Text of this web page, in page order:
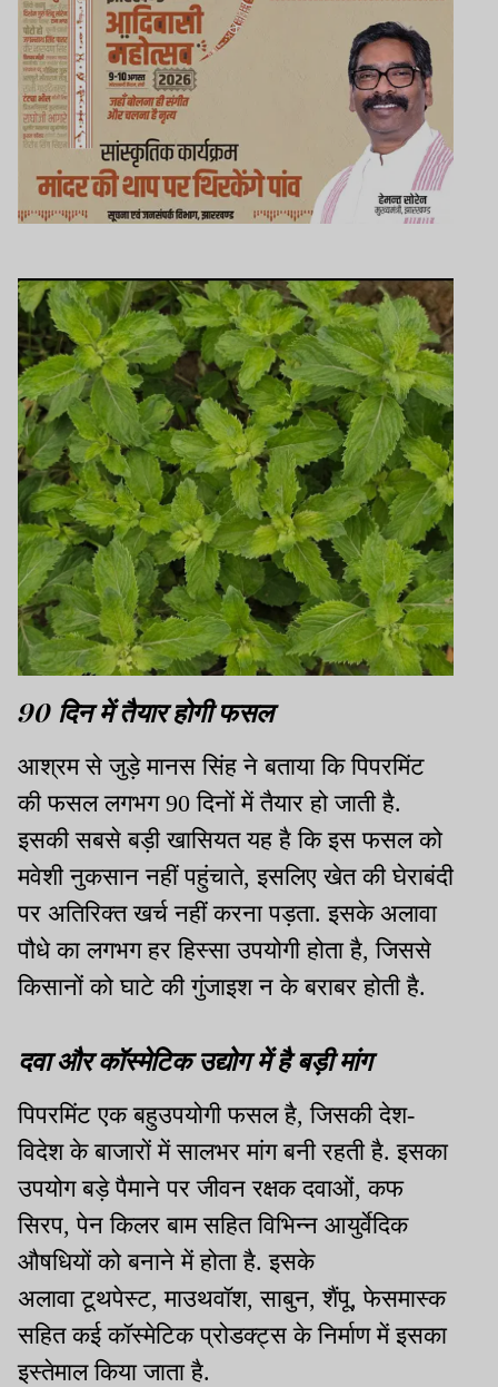
90 दिन में तैयार होगी फसल
आश्रम से जुड़े मानस सिंह ने बताया कि पिपरमिंट
की फसल लगभग 90 दिनों में तैयार हो जाती है.
इसकी सबसे बड़ी खासियत यह है कि इस फसल को
मवेशी नुकसान नहीं पहुंचाते, इसलिए खेत की घेराबंदी
पर अतिरिक्त खर्च नहीं करना पड़ता. इसके अलावा
पौधे का लगभग हर हिस्सा उपयोगी होता है, जिससे
किसानों को घाटे की गुंजाइश न के बराबर होती है.
दवा और कॉस्मेटिक उद्योग में है बड़ी मांग
पिपरमिंट एक बहुउपयोगी फसल है, जिसकी देश-
विदेश के बाजारों में सालभर मांग बनी रहती है. इसका
उपयोग बड़े पैमाने पर जीवन रक्षक दवाओं, कफ
सिरप, पेन किलर बाम सहित विभिन्न आयुर्वेदिक
औषधियों को बनाने में होता है. इसके
अलावा टूथपेस्ट, माउथवॉश, साबुन, शैंपू, फेसमास्क
सहित कई कॉस्मेटिक प्रोडक्ट्स के निर्माण में इसका
इस्तेमाल किया जाता है.